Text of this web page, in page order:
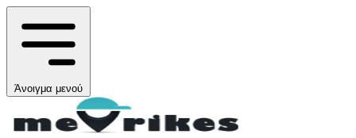
Άνοιγμα μενού